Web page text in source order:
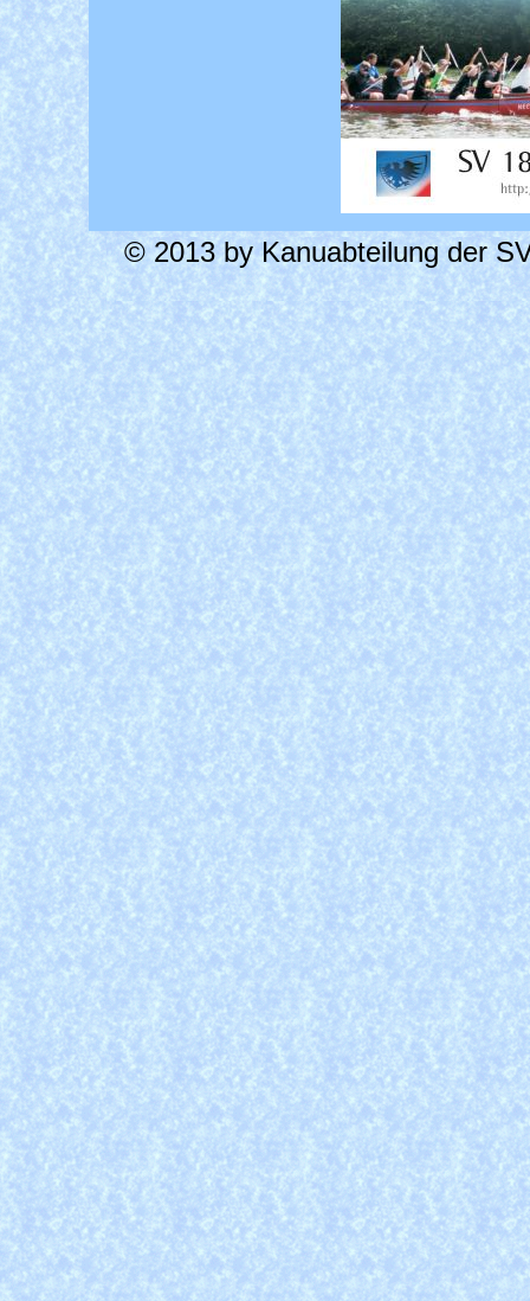
© 2013 by Kanuabteilung der